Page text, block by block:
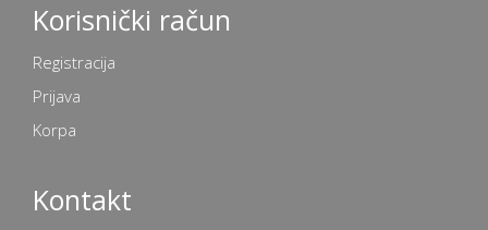
Korisnički račun
Registracija
Prijava
Korpa
Kontakt